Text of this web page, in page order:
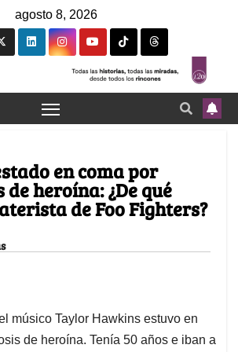
agosto 8, 2026
en coma por
de heroína: ¿De qué
de Foo Fighters?
músico Taylor Hawkins estuvo en
de heroína. Tenía 50 años e iban a